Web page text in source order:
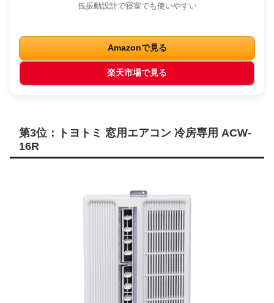
低振動設計で寝室でも使いやすい
Amazonで見る
楽天市場で見る
第3位：トヨトミ 窓用エアコン 冷房専用 ACW-
16R